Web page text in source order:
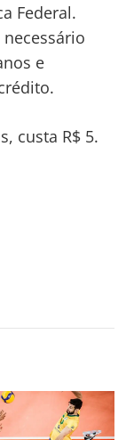
Federal.
e
custa R$ 5.